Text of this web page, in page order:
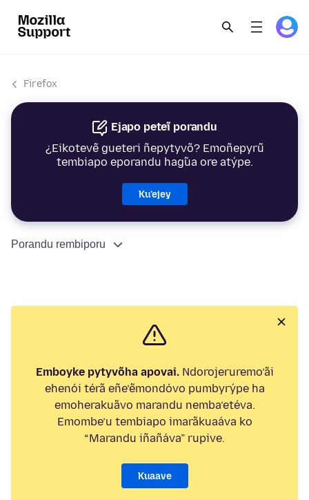
Firefox
Ejapo peteĩ porandu
¿Eikotevẽ gueteri ñepytyvõ? Emoñepyrũ
tembiapo eporandu hag̃ua ore atýpe.
Ku’ejey
Porandu rembiporu
Emboyke pytyvõha apovai.Ndorojeruremo’ãi
ehenói térã eñe’ẽmondóvo pumbyrýpe ha
emoherakuãvo marandu nemba’etéva.
Emombe’u tembiapo imarãkuaáva ko
“Marandu iñañáva” rupive.
Kuaave